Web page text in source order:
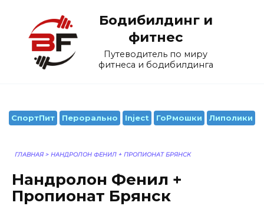
содержанию
Бодибилдинг и
фитнес
Путеводитель по миру
фитнеса и бодибилдинга
СпортПит Перорально Inject ГоРмошки Липолики
ГЛАВНАЯ > НАНДРОЛОН ФЕНИЛ + ПРОПИОНАТ БРЯНСК
Нандролон Фенил +
Пропионат Брянск